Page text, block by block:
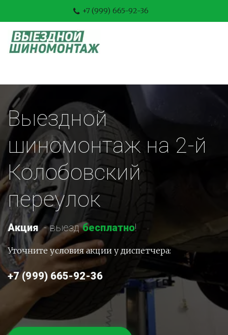
+7 (999) 665-92-36
Выездной
шиномонтаж на 2-й
Колобовский
переулок
Акция - выезд бесплатно!
Уточните условия акции у диспетчера:
+7 (999) 665-92-36